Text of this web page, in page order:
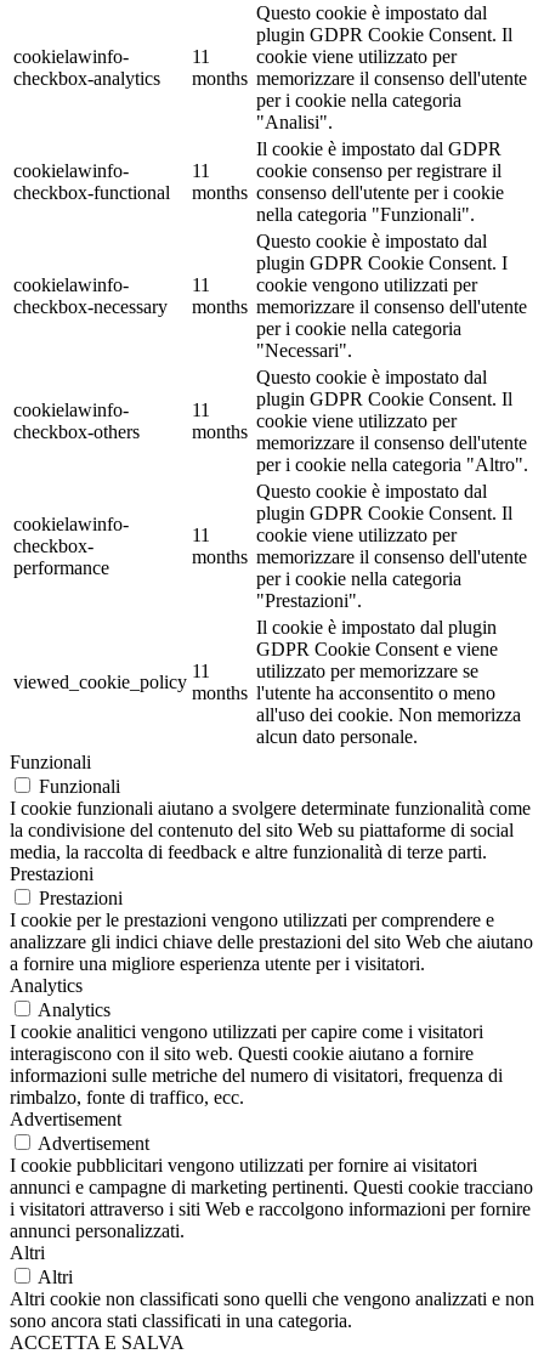
cookielawinfo-
checkbox-analytics
11
months
Questo cookie è impostato dal
plugin GDPR Cookie Consent. Il
cookie viene utilizzato per
memorizzare il consenso dell'utente
per i cookie nella categoria
"Analisi".
cookielawinfo-
checkbox-functional
11
months
Il cookie è impostato dal GDPR
cookie consenso per registrare il
consenso dell'utente per i cookie
nella categoria "Funzionali".
cookielawinfo-
checkbox-necessary
11
months
Questo cookie è impostato dal
plugin GDPR Cookie Consent. I
cookie vengono utilizzati per
memorizzare il consenso dell'utente
per i cookie nella categoria
"Necessari".
cookielawinfo-
checkbox-others
11
months
Questo cookie è impostato dal
plugin GDPR Cookie Consent. Il
cookie viene utilizzato per
memorizzare il consenso dell'utente
per i cookie nella categoria "Altro".
cookielawinfo-
checkbox-
performance
11
months
Questo cookie è impostato dal
plugin GDPR Cookie Consent. Il
cookie viene utilizzato per
memorizzare il consenso dell'utente
per i cookie nella categoria
"Prestazioni".
viewed_cookie_policy
11
months
Il cookie è impostato dal plugin
GDPR Cookie Consent e viene
utilizzato per memorizzare se
l'utente ha acconsentito o meno
all'uso dei cookie. Non memorizza
alcun dato personale.
Funzionali
Funzionali
I cookie funzionali aiutano a svolgere determinate funzionalità come
la condivisione del contenuto del sito Web su piattaforme di social
media, la raccolta di feedback e altre funzionalità di terze parti.
Prestazioni
Prestazioni
I cookie per le prestazioni vengono utilizzati per comprendere e
analizzare gli indici chiave delle prestazioni del sito Web che aiutano
a fornire una migliore esperienza utente per i visitatori.
Analytics
Analytics
I cookie analitici vengono utilizzati per capire come i visitatori
interagiscono con il sito web. Questi cookie aiutano a fornire
informazioni sulle metriche del numero di visitatori, frequenza di
rimbalzo, fonte di traffico, ecc.
Advertisement
Advertisement
I cookie pubblicitari vengono utilizzati per fornire ai visitatori
annunci e campagne di marketing pertinenti. Questi cookie tracciano
i visitatori attraverso i siti Web e raccolgono informazioni per fornire
annunci personalizzati.
Altri
Altri
Altri cookie non classificati sono quelli che vengono analizzati e non
sono ancora stati classificati in una categoria.
ACCETTA E SALVA